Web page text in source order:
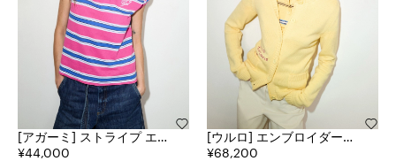
[アガーミ] ストライプ エン
ブロイダード ポロ シャツ
¥44,000
[ウルロ] エンブロイダード
コットン カーディガン
¥68,200